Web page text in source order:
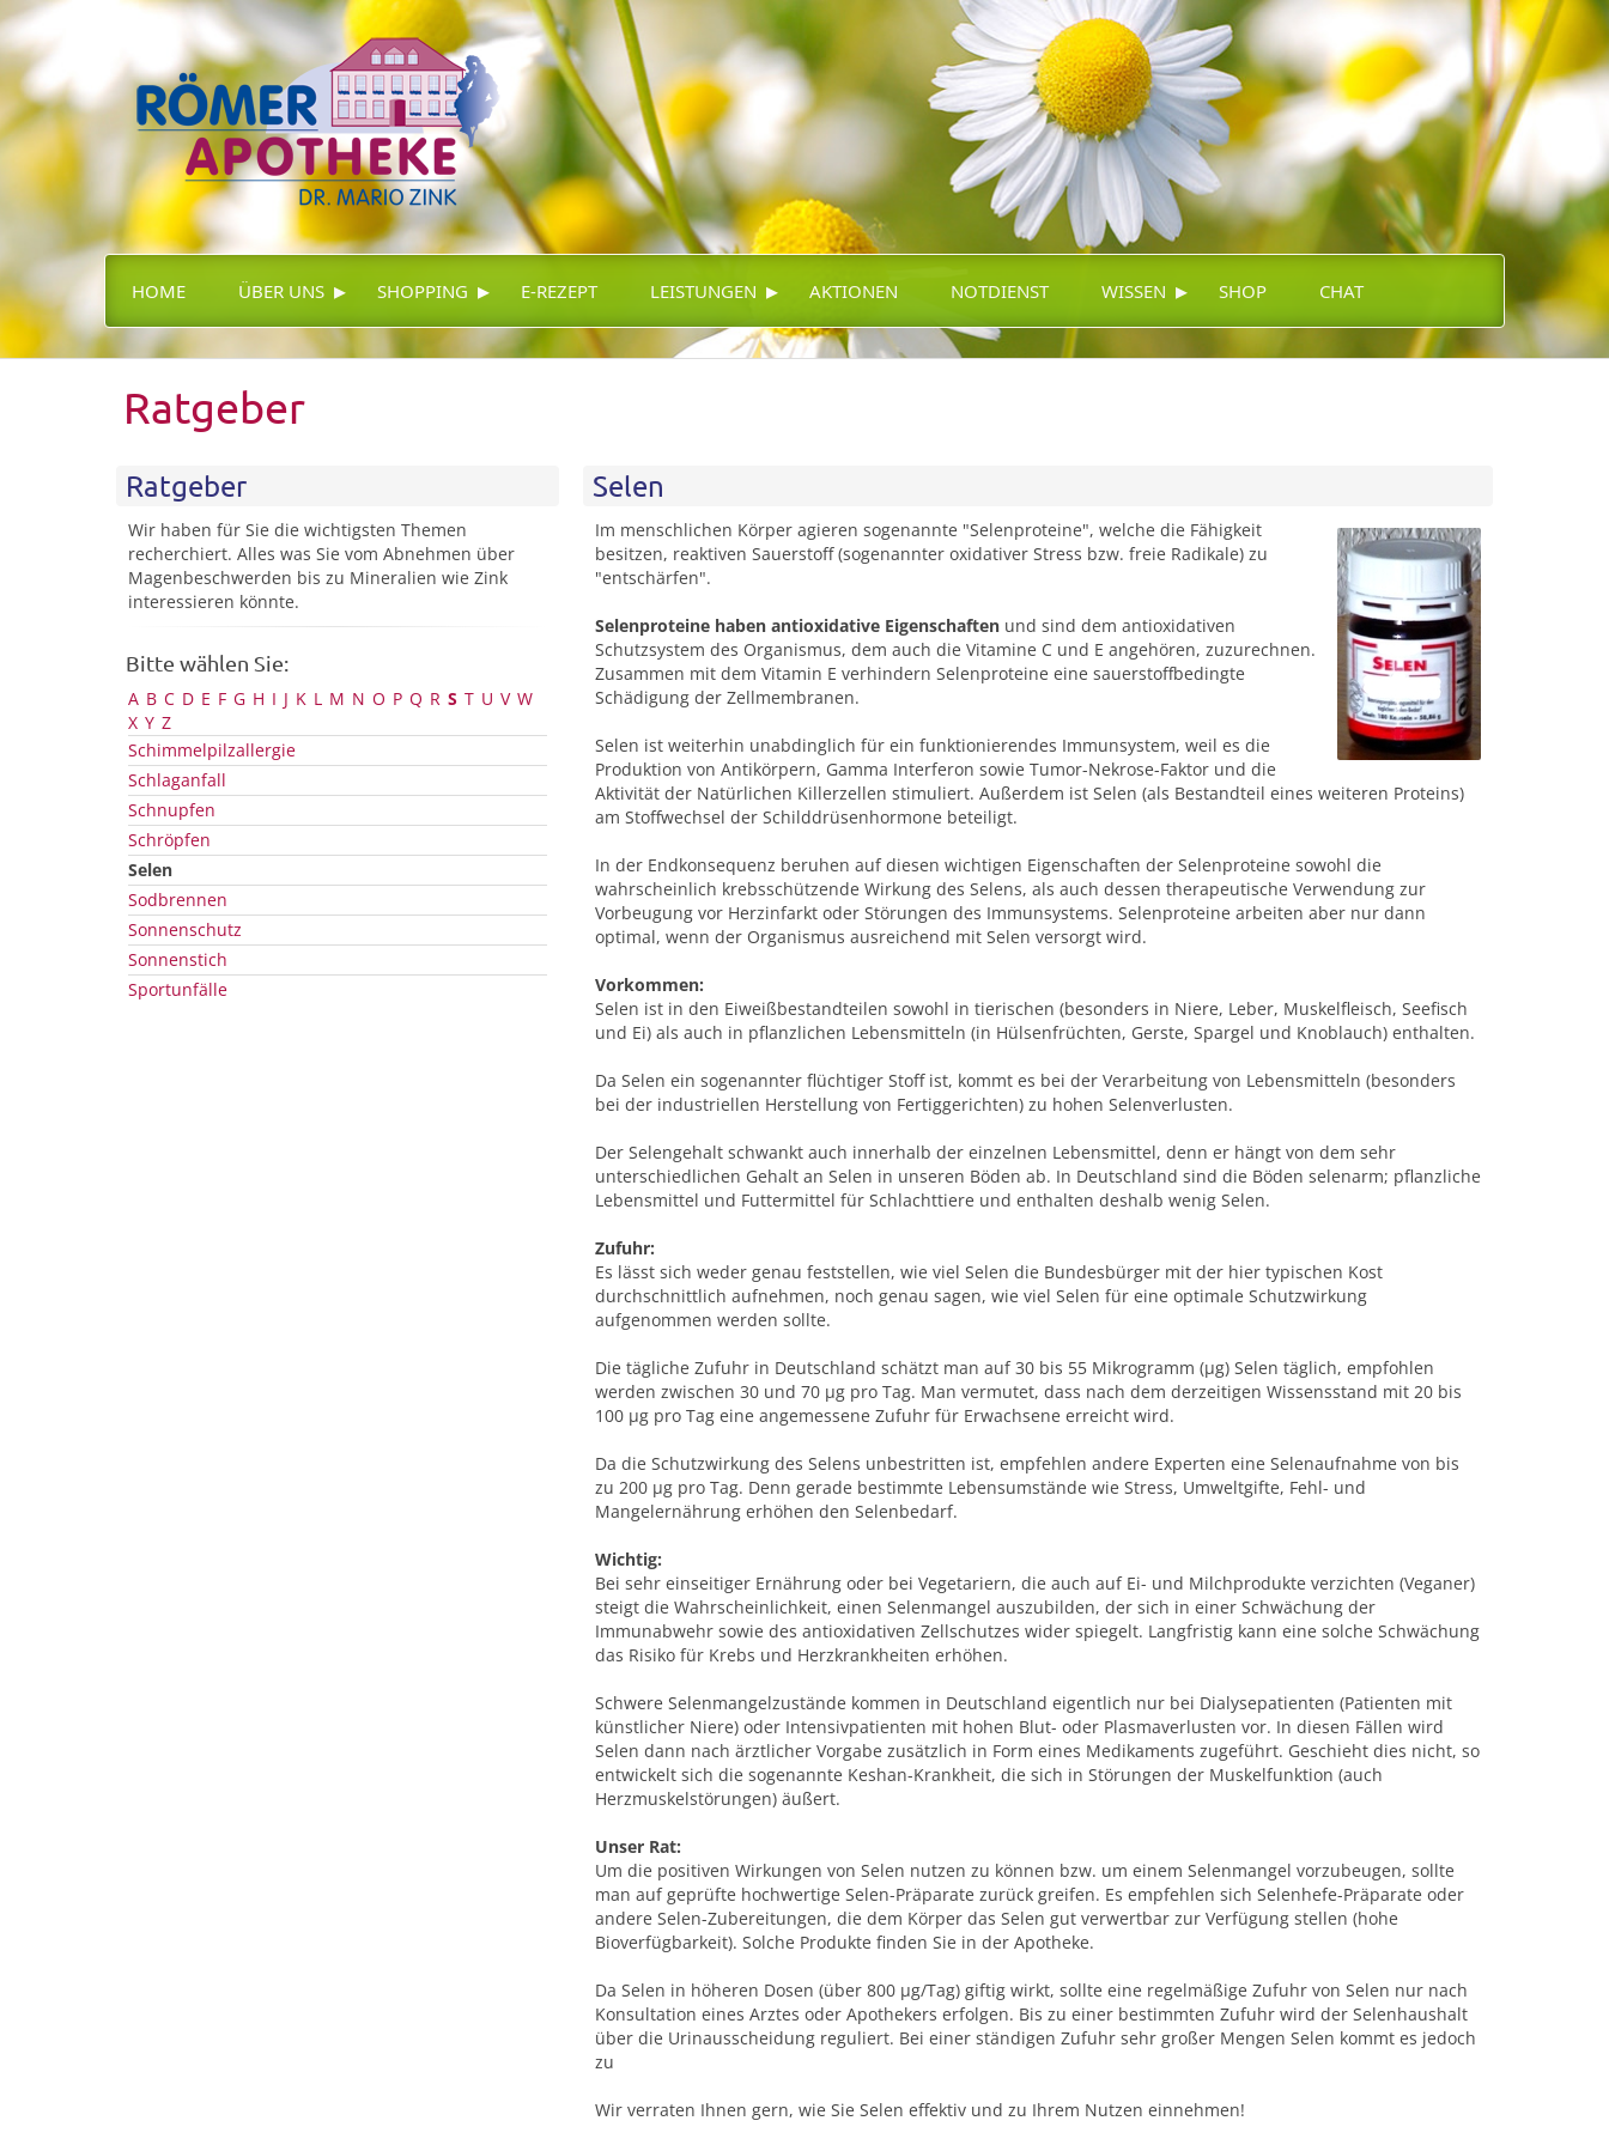
HOME ÜBER UNS ▸ SHOPPING ▸ E-REZEPT LEISTUNGEN ▸ AKTIONEN NOTDIENST WISSEN ▸ SHOP CHAT
Ratgeber
Ratgeber
Wir haben für Sie die wichtigsten Themen
recherchiert. Alles was Sie vom Abnehmen über
Magenbeschwerden bis zu Mineralien wie Zink
interessieren könnte.
Bitte wählen Sie:
A B C D E F G H I J K L M N O P Q R S T U V W
X Y Z
Schimmelpilzallergie
Schlaganfall
Schnupfen
Schröpfen
Selen
Sodbrennen
Sonnenschutz
Sonnenstich
Sportunfälle
Selen
Im menschlichen Körper agieren sogenannte "Selenproteine", welche die Fähigkeit
besitzen, reaktiven Sauerstoff (sogenannter oxidativer Stress bzw. freie Radikale) zu
"entschärfen".
Selenproteine haben antioxidative Eigenschaften und sind dem antioxidativen
Schutzsystem des Organismus, dem auch die Vitamine C und E angehören, zuzurechnen.
Zusammen mit dem Vitamin E verhindern Selenproteine eine sauerstoffbedingte
Schädigung der Zellmembranen.
Selen ist weiterhin unabdinglich für ein funktionierendes Immunsystem, weil es die
Produktion von Antikörpern, Gamma Interferon sowie Tumor-Nekrose-Faktor und die
Aktivität der Natürlichen Killerzellen stimuliert. Außerdem ist Selen (als Bestandteil eines weiteren Proteins)
am Stoffwechsel der Schilddrüsenhormone beteiligt.
In der Endkonsequenz beruhen auf diesen wichtigen Eigenschaften der Selenproteine sowohl die
wahrscheinlich krebsschützende Wirkung des Selens, als auch dessen therapeutische Verwendung zur
Vorbeugung vor Herzinfarkt oder Störungen des Immunsystems. Selenproteine arbeiten aber nur dann
optimal, wenn der Organismus ausreichend mit Selen versorgt wird.
Vorkommen:
Selen ist in den Eiweißbestandteilen sowohl in tierischen (besonders in Niere, Leber, Muskelfleisch, Seefisch
und Ei) als auch in pflanzlichen Lebensmitteln (in Hülsenfrüchten, Gerste, Spargel und Knoblauch) enthalten.
Da Selen ein sogenannter flüchtiger Stoff ist, kommt es bei der Verarbeitung von Lebensmitteln (besonders
bei der industriellen Herstellung von Fertiggerichten) zu hohen Selenverlusten.
Der Selengehalt schwankt auch innerhalb der einzelnen Lebensmittel, denn er hängt von dem sehr
unterschiedlichen Gehalt an Selen in unseren Böden ab. In Deutschland sind die Böden selenarm; pflanzliche
Lebensmittel und Futtermittel für Schlachttiere und enthalten deshalb wenig Selen.
Zufuhr:
Es lässt sich weder genau feststellen, wie viel Selen die Bundesbürger mit der hier typischen Kost
durchschnittlich aufnehmen, noch genau sagen, wie viel Selen für eine optimale Schutzwirkung
aufgenommen werden sollte.
Die tägliche Zufuhr in Deutschland schätzt man auf 30 bis 55 Mikrogramm (µg) Selen täglich, empfohlen
werden zwischen 30 und 70 µg pro Tag. Man vermutet, dass nach dem derzeitigen Wissensstand mit 20 bis
100 µg pro Tag eine angemessene Zufuhr für Erwachsene erreicht wird.
Da die Schutzwirkung des Selens unbestritten ist, empfehlen andere Experten eine Selenaufnahme von bis
zu 200 µg pro Tag. Denn gerade bestimmte Lebensumstände wie Stress, Umweltgifte, Fehl- und
Mangelernährung erhöhen den Selenbedarf.
Wichtig:
Bei sehr einseitiger Ernährung oder bei Vegetariern, die auch auf Ei- und Milchprodukte verzichten (Veganer)
steigt die Wahrscheinlichkeit, einen Selenmangel auszubilden, der sich in einer Schwächung der
Immunabwehr sowie des antioxidativen Zellschutzes wider spiegelt. Langfristig kann eine solche Schwächung
das Risiko für Krebs und Herzkrankheiten erhöhen.
Schwere Selenmangelzustände kommen in Deutschland eigentlich nur bei Dialysepatienten (Patienten mit
künstlicher Niere) oder Intensivpatienten mit hohen Blut- oder Plasmaverlusten vor. In diesen Fällen wird
Selen dann nach ärztlicher Vorgabe zusätzlich in Form eines Medikaments zugeführt. Geschieht dies nicht, so
entwickelt sich die sogenannte Keshan-Krankheit, die sich in Störungen der Muskelfunktion (auch
Herzmuskelstörungen) äußert.
Unser Rat:
Um die positiven Wirkungen von Selen nutzen zu können bzw. um einem Selenmangel vorzubeugen, sollte
man auf geprüfte hochwertige Selen-Präparate zurück greifen. Es empfehlen sich Selenhefe-Präparate oder
andere Selen-Zubereitungen, die dem Körper das Selen gut verwertbar zur Verfügung stellen (hohe
Bioverfügbarkeit). Solche Produkte finden Sie in der Apotheke.
Da Selen in höheren Dosen (über 800 µg/Tag) giftig wirkt, sollte eine regelmäßige Zufuhr von Selen nur nach
Konsultation eines Arztes oder Apothekers erfolgen. Bis zu einer bestimmten Zufuhr wird der Selenhaushalt
über die Urinausscheidung reguliert. Bei einer ständigen Zufuhr sehr großer Mengen Selen kommt es jedoch
zu
Wir verraten Ihnen gern, wie Sie Selen effektiv und zu Ihrem Nutzen einnehmen!